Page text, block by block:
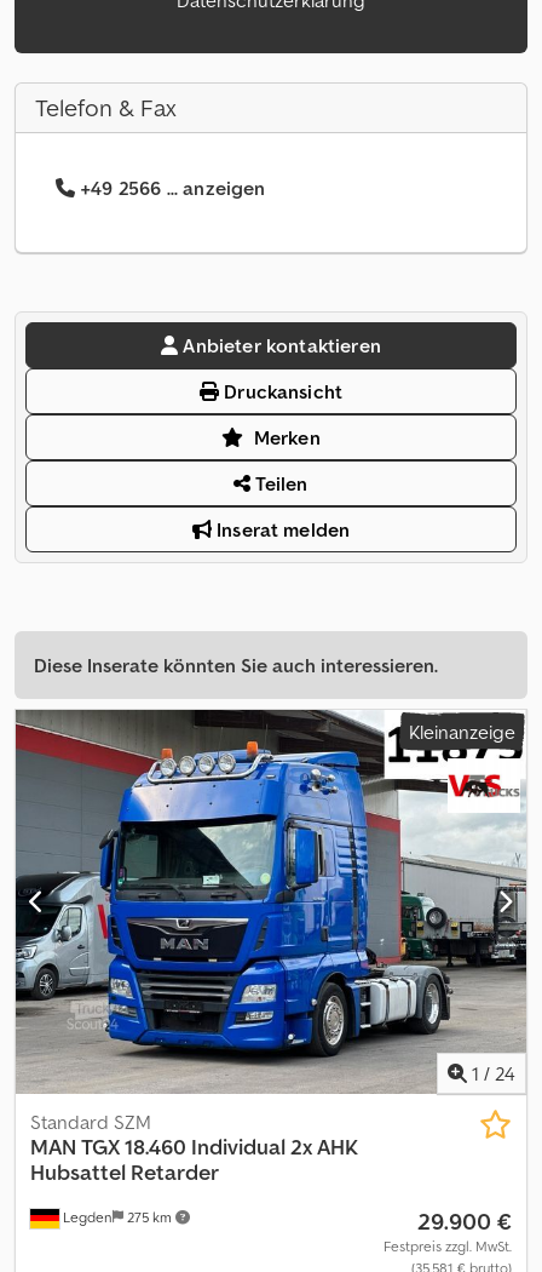
Telefon & Fax
+49 2566 ... anzeigen
Anbieter kontaktieren
Druckansicht
Merken
Teilen
Inserat melden
Diese Inserate könnten Sie auch interessieren.
Kleinanzeige
1 / 24
Legden 275 km
Standard SZM
MAN TGX 18.460 Individual 2x AHK
Hubsattel Retarder
29.900 €
Festpreis zzgl. MwSt.
(35.581 € brutto)